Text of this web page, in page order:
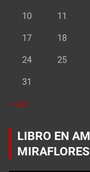
10 11
17 18
24 25
31
« Jul
LIBRO EN
MIRAFLORES